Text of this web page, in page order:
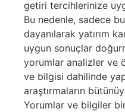
getiri tercihlerinize
Bu nedenle, sadece
dayanılarak yatırım
uygun sonuçlar
yorumlar analizler ve
ve bilgisi dahilinde
araştırmaların
Yorumlar ve bilgiler